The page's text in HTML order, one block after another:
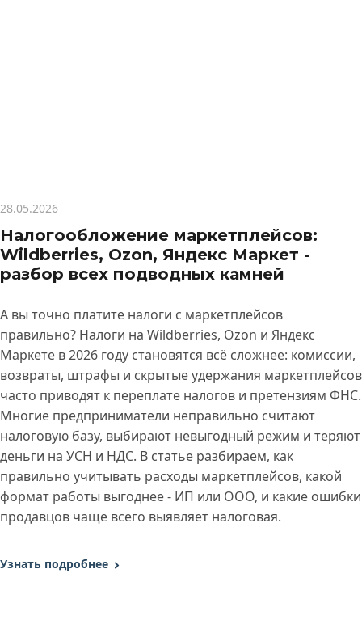
28.05.2026
Налогообложение маркетплейсов:
Wildberries, Ozon, Яндекс Маркет -
разбор всех подводных камней
А вы точно платите налоги с маркетплейсов
правильно? Налоги на Wildberries, Ozon и Яндекс
Маркете в 2026 году становятся всё сложнее: комиссии,
возвраты, штрафы и скрытые удержания маркетплейсов
часто приводят к переплате налогов и претензиям ФНС.
Многие предприниматели неправильно считают
налоговую базу, выбирают невыгодный режим и теряют
деньги на УСН и НДС. В статье разбираем, как
правильно учитывать расходы маркетплейсов, какой
формат работы выгоднее - ИП или ООО, и какие ошибки
продавцов чаще всего выявляет налоговая.
Узнать подробнее